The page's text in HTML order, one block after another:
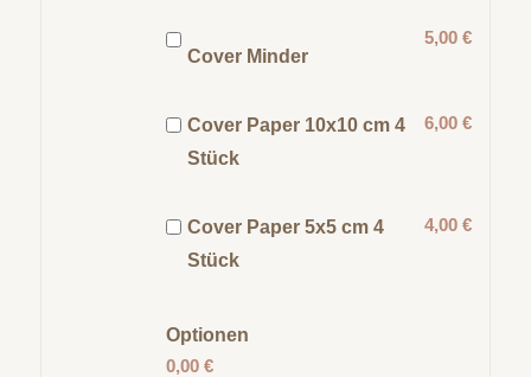
Cover Minder
5,00 €
Cover Paper 10x10 cm 4
Stück
6,00 €
Cover Paper 5x5 cm 4
Stück
4,00 €
Optionen
0,00 €